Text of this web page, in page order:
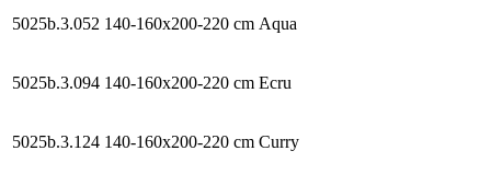
5025b.3.052 140-160x200-220 cm Aqua
5025b.3.094 140-160x200-220 cm Ecru
5025b.3.124 140-160x200-220 cm Curry